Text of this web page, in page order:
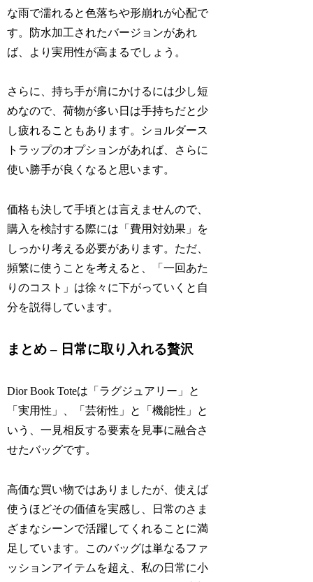
な雨で濡れると色落ちや形崩れが心配で
す。防水加工されたバージョンがあれ
ば、より実用性が高まるでしょう。
さらに、持ち手が肩にかけるには少し短
めなので、荷物が多い日は手持ちだと少
し疲れることもあります。ショルダース
トラップのオプションがあれば、さらに
使い勝手が良くなると思います。
価格も決して手頃とは言えませんので、
購入を検討する際には「費用対効果」を
しっかり考える必要があります。ただ、
頻繁に使うことを考えると、「一回あた
りのコスト」は徐々に下がっていくと自
分を説得しています。
まとめ – 日常に取り入れる贅沢
Dior Book Toteは「ラグジュアリー」と
「実用性」、「芸術性」と「機能性」と
いう、一見相反する要素を見事に融合さ
せたバッグです。
高価な買い物ではありましたが、使えば
使うほどその価値を実感し、日常のさま
ざまなシーンで活躍してくれることに満
足しています。このバッグは単なるファ
ッションアイテムを超え、私の日常に小